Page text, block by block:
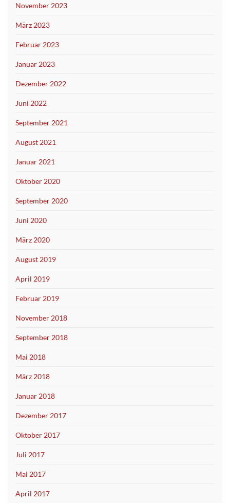
November 2023
März 2023
Februar 2023
Januar 2023
Dezember 2022
Juni 2022
September 2021
August 2021
Januar 2021
Oktober 2020
September 2020
Juni 2020
März 2020
August 2019
April 2019
Februar 2019
November 2018
September 2018
Mai 2018
März 2018
Januar 2018
Dezember 2017
Oktober 2017
Juli 2017
Mai 2017
April 2017